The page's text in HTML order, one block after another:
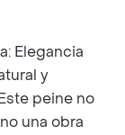
Elegancia
y
peine no
una obra